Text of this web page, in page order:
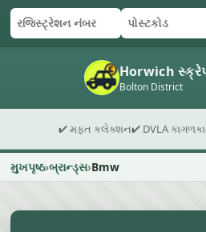
પોસ્ટકોડ
ફોર્મ સબમિટ
Horwich સ્ક્રેપ
Bolton District
✔ મફત કલેક્શન✔ DVLA
મુખપૃષ્ઠ બ્રાન્ડ્સ Bmw